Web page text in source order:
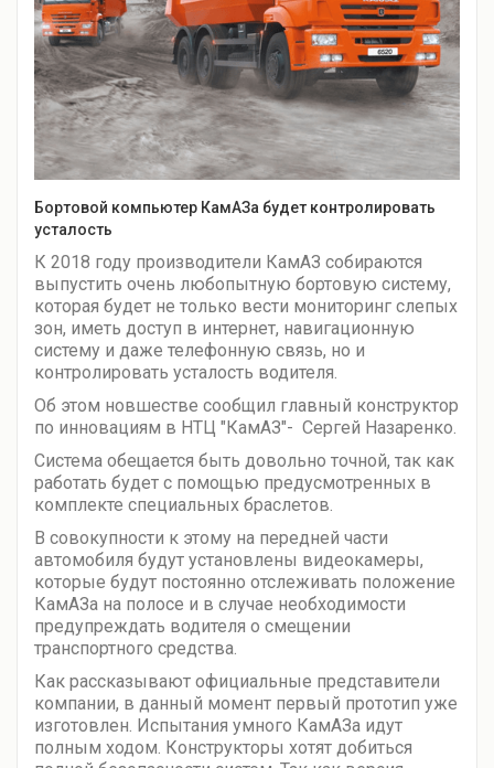
Бортовой компьютер КамАЗа будет контролировать
усталость
К 2018 году производители КамАЗ собираются
выпустить очень любопытную бортовую систему,
которая будет не только вести мониторинг слепых
зон, иметь доступ в интернет, навигационную
систему и даже телефонную связь, но и
контролировать усталость водителя.
Об этом новшестве сообщил главный конструктор
по инновациям в НТЦ "КамАЗ"- Сергей Назаренко.
Система обещается быть довольно точной, так как
работать будет с помощью предусмотренных в
комплекте специальных браслетов.
В совокупности к этому на передней части
автомобиля будут установлены видеокамеры,
которые будут постоянно отслеживать положение
КамАЗа на полосе и в случае необходимости
предупреждать водителя о смещении
транспортного средства.
Как рассказывают официальные представители
компании, в данный момент первый прототип уже
изготовлен. Испытания умного КамАЗа идут
полным ходом. Конструкторы хотят добиться